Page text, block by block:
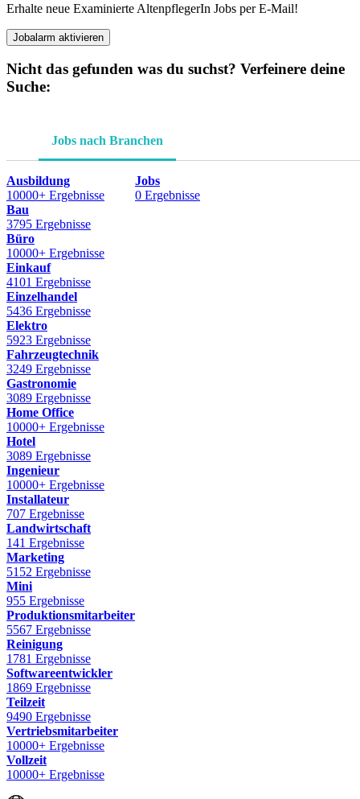
Erhalte neue Examinierte AltenpflegerIn Jobs per E-Mail!
Jobalarm aktivieren
Nicht das gefunden was du suchst? Verfeinere deine
Suche:
Jobs nach Branchen
Ausbildung
10000+ Ergebnisse
Bau
3795 Ergebnisse
Büro
10000+ Ergebnisse
Einkauf
4101 Ergebnisse
Einzelhandel
5436 Ergebnisse
Elektro
5923 Ergebnisse
Fahrzeugtechnik
3249 Ergebnisse
Gastronomie
3089 Ergebnisse
Home Office
10000+ Ergebnisse
Hotel
3089 Ergebnisse
Ingenieur
10000+ Ergebnisse
Installateur
707 Ergebnisse
Landwirtschaft
141 Ergebnisse
Marketing
5152 Ergebnisse
Mini
955 Ergebnisse
Produktionsmitarbeiter
5567 Ergebnisse
Reinigung
1781 Ergebnisse
Softwareentwickler
1869 Ergebnisse
Teilzeit
9490 Ergebnisse
Vertriebsmitarbeiter
10000+ Ergebnisse
Vollzeit
10000+ Ergebnisse
Jobs
0 Ergebnisse